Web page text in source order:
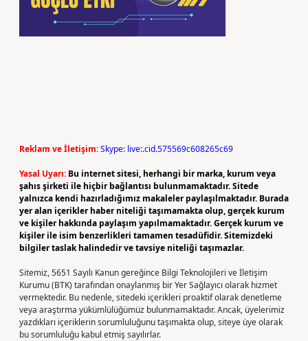
Reklam ve İletişim:Skype: live:.cid.575569c608265c69
Yasal Uyarı: Bu internet sitesi, herhangi bir marka, kurum veya
şahıs şirketi ile hiçbir bağlantısı bulunmamaktadır. Sitede
yalnızca kendi hazırladığımız makaleler paylaşılmaktadır. Burada
yer alan içerikler haber niteliği taşımamakta olup, gerçek kurum
ve kişiler hakkında paylaşım yapılmamaktadır. Gerçek kurum ve
kişiler ile isim benzerlikleri tamamen tesadüfidir. Sitemizdeki
bilgiler taslak halindedir ve tavsiye niteliği taşımazlar.
Sitemiz, 5651 Sayılı Kanun gereğince Bilgi Teknolojileri ve İletişim
Kurumu (BTK) tarafından onaylanmış bir Yer Sağlayıcı olarak hizmet
vermektedir. Bu nedenle, sitedeki içerikleri proaktif olarak denetleme
veya araştırma yükümlülüğümüz bulunmamaktadır. Ancak, üyelerimiz
yazdıkları içeriklerin sorumluluğunu taşımakta olup, siteye üye olarak
bu sorumluluğu kabul etmiş sayılırlar.